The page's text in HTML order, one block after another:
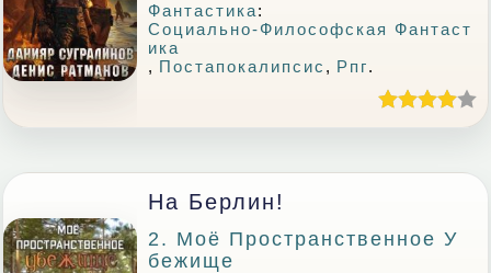
Фантастика:
Социально-Философская Фантаст
Ика
, Постапокалипсис , Рпг.
На Берлин!
2. Моё Пространственное У
Бежище